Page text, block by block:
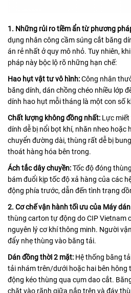
1. Những rủi ro tiềm ẩn từ phương
dụng nhân công cầm súng cắt băng
án rẻ nhất ở quy mô nhỏ. Tuy nhiên,
pháp này bộc lộ rõ những hạn chế:
Hao hụt vật tư vô hình:Công nhân
băng dính, dán chồng chéo nhiều lớp
dính hao hụt mỗi tháng là một con số
Chất lượng không đồng nhất: Lực miết
dính dễ bị nổi bọt khí, nhăn nheo hoặc
chuyển đường dài, thùng rất dễ bị
thoát hàng hóa bên trong.
Ách tắc dây chuyền:Tốc độ đóng
bám đuổi kịp tốc độ xả hàng của các
động phía trước, dẫn đến tình trạng
2. Cơ chế vận hành tối ưu của Máy
thùng carton tự động do CIP Vietnam
nguyên lý cơ khí thông minh. Người
đẩy nhẹ thùng vào băng tải.
Dán đồng thời 2 mặt: Hệ thống băng
tải nhám trên/dưới hoặc hai bên hông
động kéo thùng qua cụm dao cắt.
chặt vào rãnh giữa nắp trên và đáy